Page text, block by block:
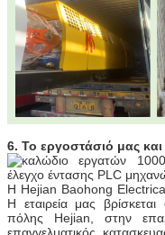
6. Το εργοστάσιό μας
Η Hejian Baohong
Η εταιρεία μας
πόλης Hejian, στην
επαγγελματικός